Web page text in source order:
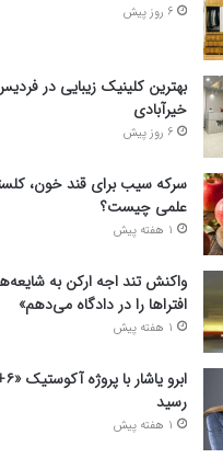
6 روز پیش
بهترین کلینیک زیبایی در
خیرآبادی
6 روز پیش
سرکه سیب برای قند خون،
علمی چیست؟
1 هفته پیش
واکنش تند اجه ارکن به
افتراها را در دادگاه می‌دهم»
1 هفته پیش
رسید
1 هفته پیش